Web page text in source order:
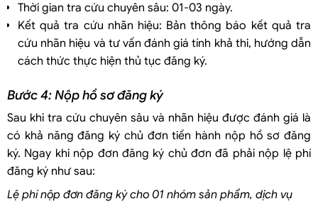
Thời gian tra cứu chuyên sâu: 01-03 ngày.
Kết quả tra cứu nhãn hiệu: Bản thông báo kết quả tra
cứu nhãn hiệu và tư vấn đánh giá tính khả thi, hướng dẫn
cách thức thực hiện thủ tục đăng ký.
Bước 4: Nộp hồ sơ đăng ký
Sau khi tra cứu chuyên sâu và nhãn hiệu được đánh giá là
có khả năng đăng ký chủ đơn tiến hành nộp hồ sơ đăng
ký. Ngay khi nộp đơn đăng ký chủ đơn đã phải nộp lệ phí
đăng ký như sau:
Lệ phí nộp đơn đăng ký cho 01 nhóm sản phẩm, dịch vụ